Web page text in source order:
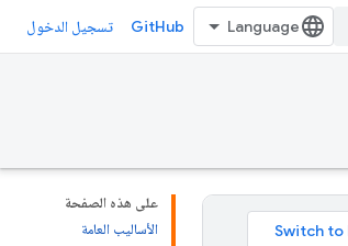
GitHub تسجيل الدخول
على هذه الصفحة
الأساليب العامة